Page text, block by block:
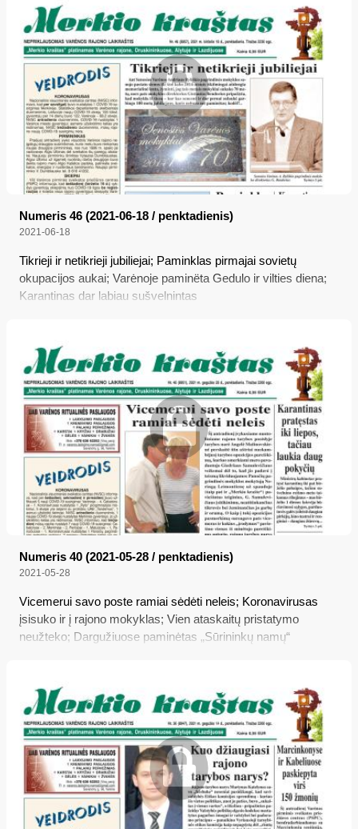
Numeris 46 (2021-06-18 / penktadienis)
2021-06-18
Tikrieji ir netikrieji jubiliejai; Paminklas pirmajai sovietų
okupacijos aukai; Varėnoje paminëta Gedulo ir vilties diena;
Karantinas dar labiau sušvelnintas
Numeris 40 (2021-05-28 / penktadienis)
2021-05-28
Vicemerui savo poste ramiai sėdėti neleis; Koronavirusas
įsisuko ir į rajono mokyklas; Vien ataskaitų pristatymo
neužteko; Dargužiuose paminėtas „Sūrininkų namų“